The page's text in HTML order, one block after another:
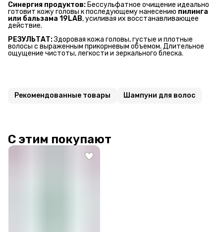
Синергия продуктов: Бессульфатное очищение идеально
готовит кожу головы к последующему нанесению пилинга
или бальзама 19LAB, усиливая их восстанавливающее
действие.
РЕЗУЛЬТАТ:Здоровая кожа головы, густые и плотные
волосы с выраженным прикорневым объемом. Длительное
ощущение чистоты, легкости и зеркального блеска.
Рекомендованные товары Шампуни для волос
С этим покупают